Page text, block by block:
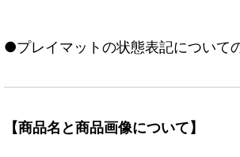
●プレイマットの状態表記について
【商品名と商品画像について】